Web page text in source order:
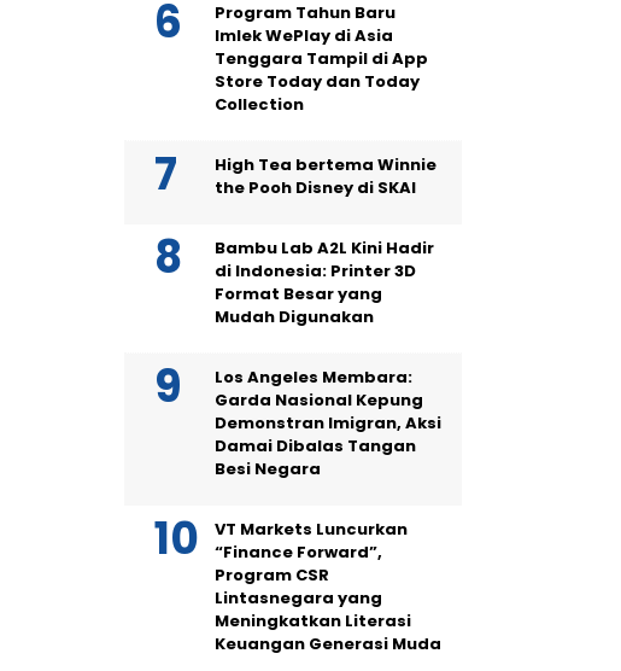
Program Tahun Baru
Imlek WePlay di Asia
Tenggara Tampil di App
Store Today dan Today
Collection
High Tea bertema Winnie
the Pooh Disney di SKAI
Bambu Lab A2L Kini Hadir
di Indonesia: Printer 3D
Format Besar yang
Mudah Digunakan
Los Angeles Membara:
Garda Nasional Kepung
Demonstran Imigran, Aksi
Damai Dibalas Tangan
Besi Negara
VT Markets Luncurkan
“Finance Forward”,
Program CSR
Lintasnegara yang
Meningkatkan Literasi
Keuangan Generasi Muda